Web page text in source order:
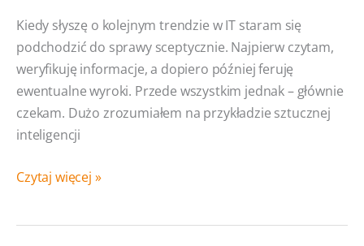
Kiedy słyszę o kolejnym trendzie w IT staram się
podchodzić do sprawy sceptycznie. Najpierw czytam,
weryfikuję informacje, a dopiero później feruję
ewentualne wyroki. Przede wszystkim jednak – głównie
czekam. Dużo zrozumiałem na przykładzie sztucznej
inteligencji
Low-
Czytaj więcej »